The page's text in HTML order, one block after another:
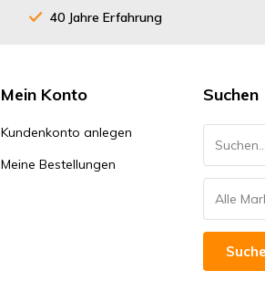
40 Jahre Erfahrung
Mein Konto
Kundenkonto anlegen
Meine Bestellungen
Suchen